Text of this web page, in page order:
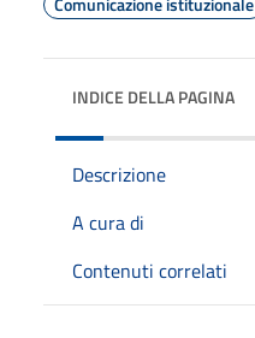
INDICE DELLA PAGINA
Descrizione
A cura di
Contenuti correlati